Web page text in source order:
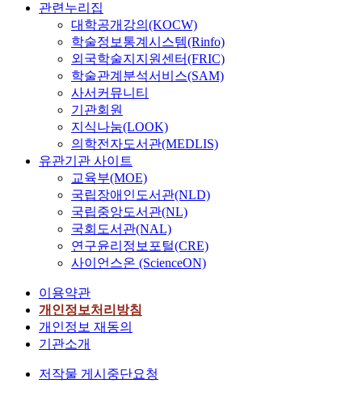
관련누리집
대학공개강의(KOCW)
학술정보통계시스템(Rinfo)
외국학술지지원센터(FRIC)
학술관계분석서비스(SAM)
사서커뮤니티
기관회원
지식나눔(LOOK)
의학전자도서관(MEDLIS)
유관기관 사이트
교육부(MOE)
국립장애인도서관(NLD)
국립중앙도서관(NL)
국회도서관(NAL)
연구윤리정보포털(CRE)
사이언스온 (ScienceON)
이용약관
개인정보처리방침
개인정보 재동의
기관소개
저작물 게시중단요청